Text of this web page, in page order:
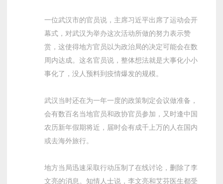
一位武汉市的官员说，主席习近平出席了运动会开
幕式，对武汉为举办这次活动所做的努力表示赞
赏，这使得地方官员以为政治局的决定可能会在数
周内达成。这名官员说，整体想法就是大事化小小
事化了，没人预料到疫情爆发的规模。
武汉当时还在为一年一度的政策制定会议做准备，
会有数百名当地官员和政协官员参加，又时逢中国
农历新年假期将近，届时会有成千上万的人在国内
或去海外旅行。
地方当局迅速采取行动压制了在线讨论，删除了李
文亮的消息。知情人士说，李文亮和艾芬医生都受